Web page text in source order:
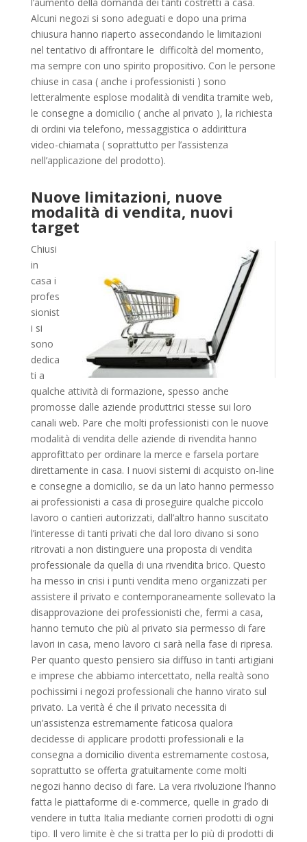
Alcuni negozi si sono adeguati e dopo una prima
chiusura hanno riaperto assecondando le limitazioni
nel tentativo di affrontare le difficoltà del momento,
ma sempre con uno spirito propositivo. Con le persone
chiuse in casa ( anche i professionisti ) sono
letteralmente esplose modalità di vendita tramite web,
le consegne a domicilio ( anche al privato ), la richiesta
di ordini via telefono, messaggistica o addirittura
video-chiamata ( soprattutto per l’assistenza
nell’applicazione del prodotto).
Nuove limitazioni, nuove
modalità di vendita, nuovi
target
Chiusi
in
casa i
profes
sionist
i si
sono
dedica
ti a
qualche attività di formazione, spesso anche
promosse dalle aziende produttrici stesse sui loro
canali web. Pare che molti professionisti con le nuove
modalità di vendita delle aziende di rivendita hanno
approfittato per ordinare la merce e farsela portare
direttamente in casa. I nuovi sistemi di acquisto on-line
e consegne a domicilio, se da un lato hanno permesso
ai professionisti a casa di proseguire qualche piccolo
lavoro o cantieri autorizzati, dall’altro hanno suscitato
l’interesse di tanti privati che dal loro divano si sono
ritrovati a non distinguere una proposta di vendita
professionale da quella di una rivendita brico. Questo
ha messo in crisi i punti vendita meno organizzati per
assistere il privato e contemporaneamente sollevato la
disapprovazione dei professionisti che, fermi a casa,
hanno temuto che più al privato sia permesso di fare
lavori in casa, meno lavoro ci sarà nella fase di ripresa.
Per quanto questo pensiero sia diffuso in tanti artigiani
e imprese che abbiamo intercettato, nella realtà sono
pochissimi i negozi professionali che hanno virato sul
privato. La verità é che il privato necessita di
un’assistenza estremamente faticosa qualora
decidesse di applicare prodotti professionali e la
consegna a domicilio diventa estremamente costosa,
soprattutto se offerta gratuitamente come molti
negozi hanno deciso di fare. La vera rivoluzione l’hanno
fatta le piattaforme di e-commerce, quelle in grado di
vendere in tutta Italia mediante corrieri prodotti di ogni
tipo. Il vero limite è che si tratta per lo più di prodotti di